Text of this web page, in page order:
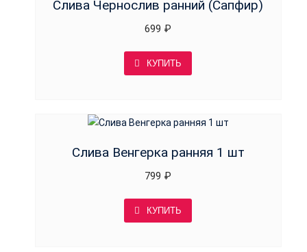
Слива Чернослив ранний (Сапфир)
699 ₽
КУПИТЬ
Слива Венгерка ранняя 1 шт
799 ₽
КУПИТЬ